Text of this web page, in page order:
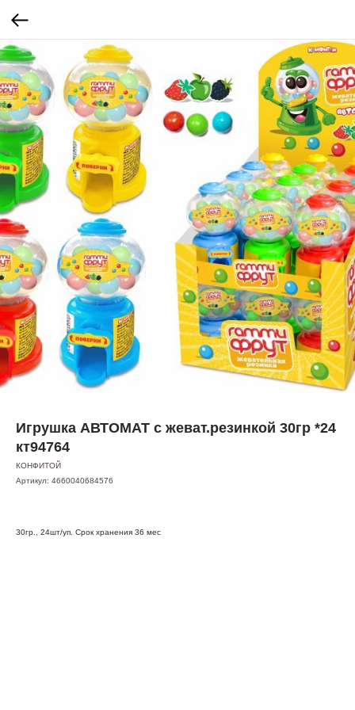
Игрушка АВТОМАТ с жеват.резинкой 30гр *24
кт94764
КОНФИТОЙ
Артикул: 4660040684576
30гр., 24шт/уп. Срок хранения 36 мес